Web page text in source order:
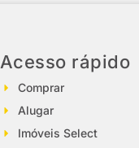
Acesso rápido
Comprar
Alugar
Imóveis Select